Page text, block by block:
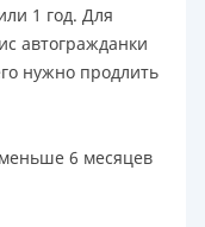
1 год. Для
автогражданки
нужно продлить
6 месяцев